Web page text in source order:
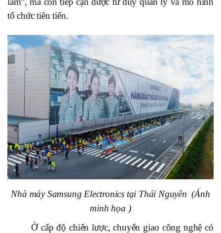
tổ chức tiên tiến.
Nhà máy Samsung Electronics tại Thái Nguyên (Ảnh
minh họa )
Ở cấp độ chiến lược, chuyển giao công nghệ có